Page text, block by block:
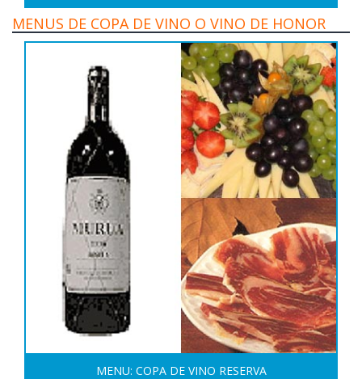
MENUS DE COPA DE VINO O VINO DE HONOR
MENU: COPA DE VINO RESERVA